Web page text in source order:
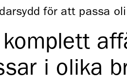
för att passa
i olika